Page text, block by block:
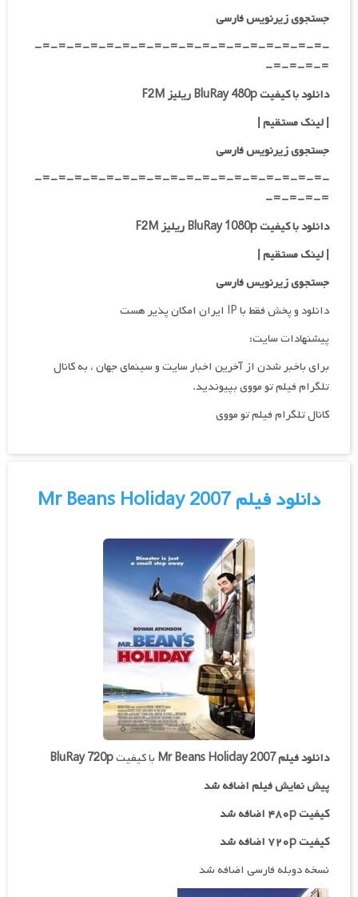
جستجوی زیرنویس فارسی
-=-=-=-=-=-=-=-=-=-=-=-=-=-=-=-=-=-=-
=-=-=-=-
دانلود با کیفیت BluRay 480p ریلیز F2M
| لینک مستقیم|
جستجوی زیرنویس فارسی
-=-=-=-=-=-=-=-=-=-=-=-=-=-=-=-=-=-=-
=-=-=-=-
دانلود با کیفیت BluRay 1080p ریلیز F2M
|لینک مستقیم|
جستجوی زیرنویس فارسی
دانلود و پخش فقط با IP ایران امکان پذیر هست
پیشنهادات سایت:
برای باخبر شدن از آخرین اخبار سایت و سینمای جهان ، به کانال
تلگرام فیلم تو مووی بپیوندید.
کانال تلگرام فیلم تو مووی
دانلود فیلم Mr Beans Holiday 2007
دانلود فیلمMr Beans Holiday 2007 با کیفیتBluRay 720p
پیش نمایش فیلم اضافه شد
کیفیت ۴۸۰p اضافه شد
کیفیت ۷۲۰p اضافه شد
نسخه دوبله فارسی اضافه شد